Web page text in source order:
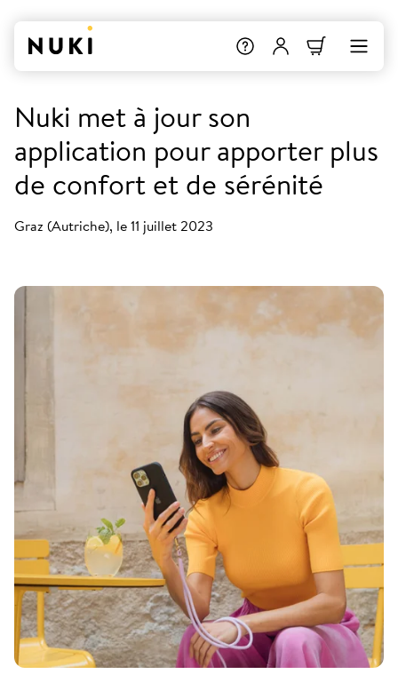
Nuki met à jour son
application pour apporter plus
de confort et de sérénité
Graz (Autriche), le 11 juillet 2023